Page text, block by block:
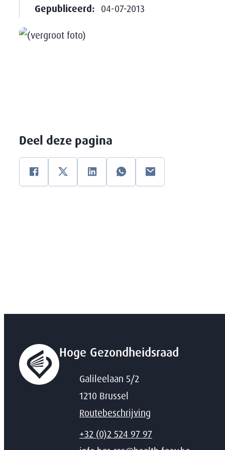
Gepubliceerd: 04-07-2013
Deel deze pagina
FacebookTwitterLinkedinWhatsAppE-mail
Hoge Gezondheidsraad
AdresGalileelaan 5/2
,1210 Brussel
Routebeschrijving
+32 (0)2 524 97 97